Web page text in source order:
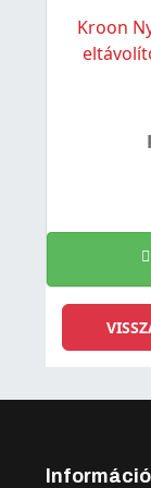
Kroon